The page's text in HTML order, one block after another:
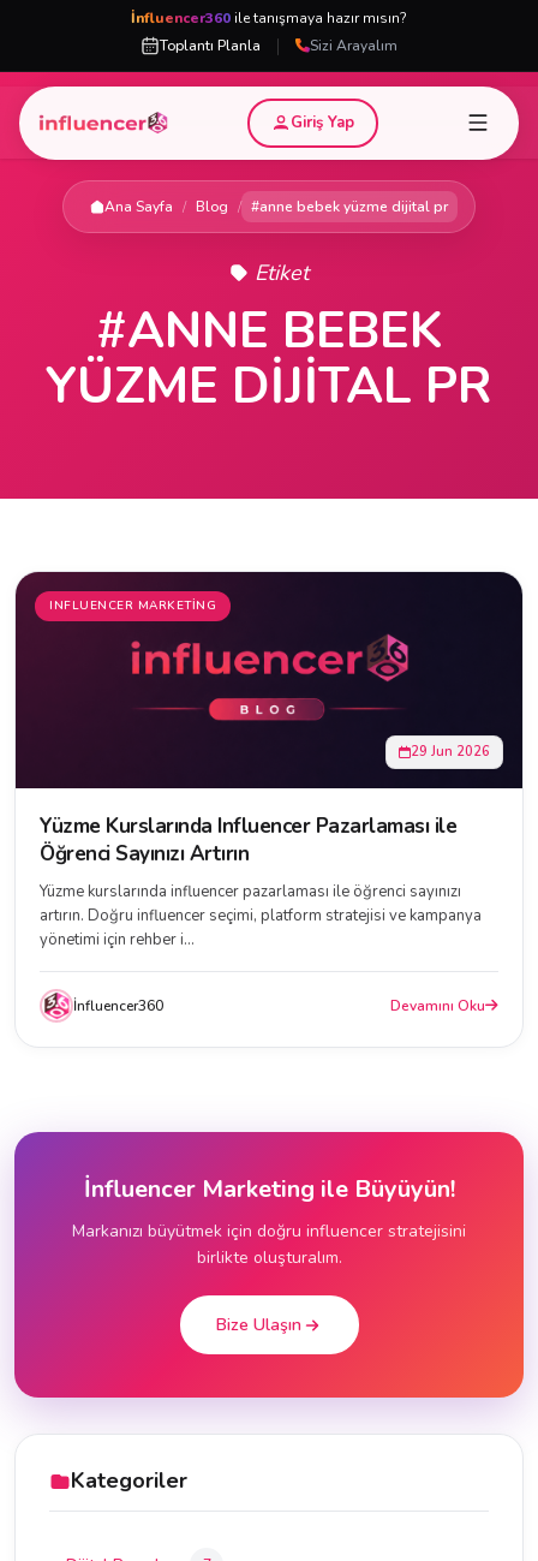
İnfluencer360 ile tanışmaya hazır mısın?
Toplantı Planla
| Sizi Arayalım
Giriş Yap
Ana Sayfa / Blog / #anne bebek yüzme dijital pr
Etiket
#ANNE BEBEK
YÜZME DIJITAL PR
INFLUENCER MARKETING
29 Jun 2026
Yüzme Kurslarında Influencer Pazarlaması ile
Öğrenci Sayınızı Artırın
Yüzme kurslarında influencer pazarlaması ile öğrenci sayınızı
artırın. Doğru influencer seçimi, platform stratejisi ve kampanya
yönetimi için rehber i...
İnfluencer360 Devamını Oku
İnfluencer Marketing ile Büyüyün!
Markanızı büyütmek için doğru influencer stratejisini
birlikte oluşturalım.
Bize Ulaşın
Kategoriler